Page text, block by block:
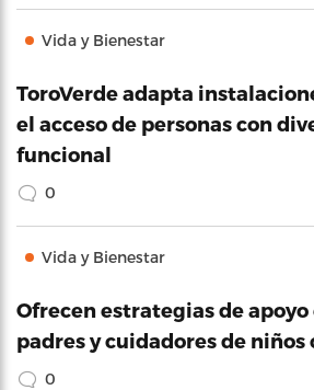
Vida y Bienestar
ToroVerde adapta
el acceso de personas con
funcional
0
Vida y Bienestar
Ofrecen estrategias de
padres y cuidadores de
0